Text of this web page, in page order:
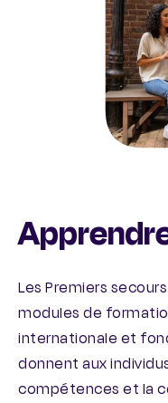
Les Premiers
modules de
internationale et
donnent aux
compétences et la